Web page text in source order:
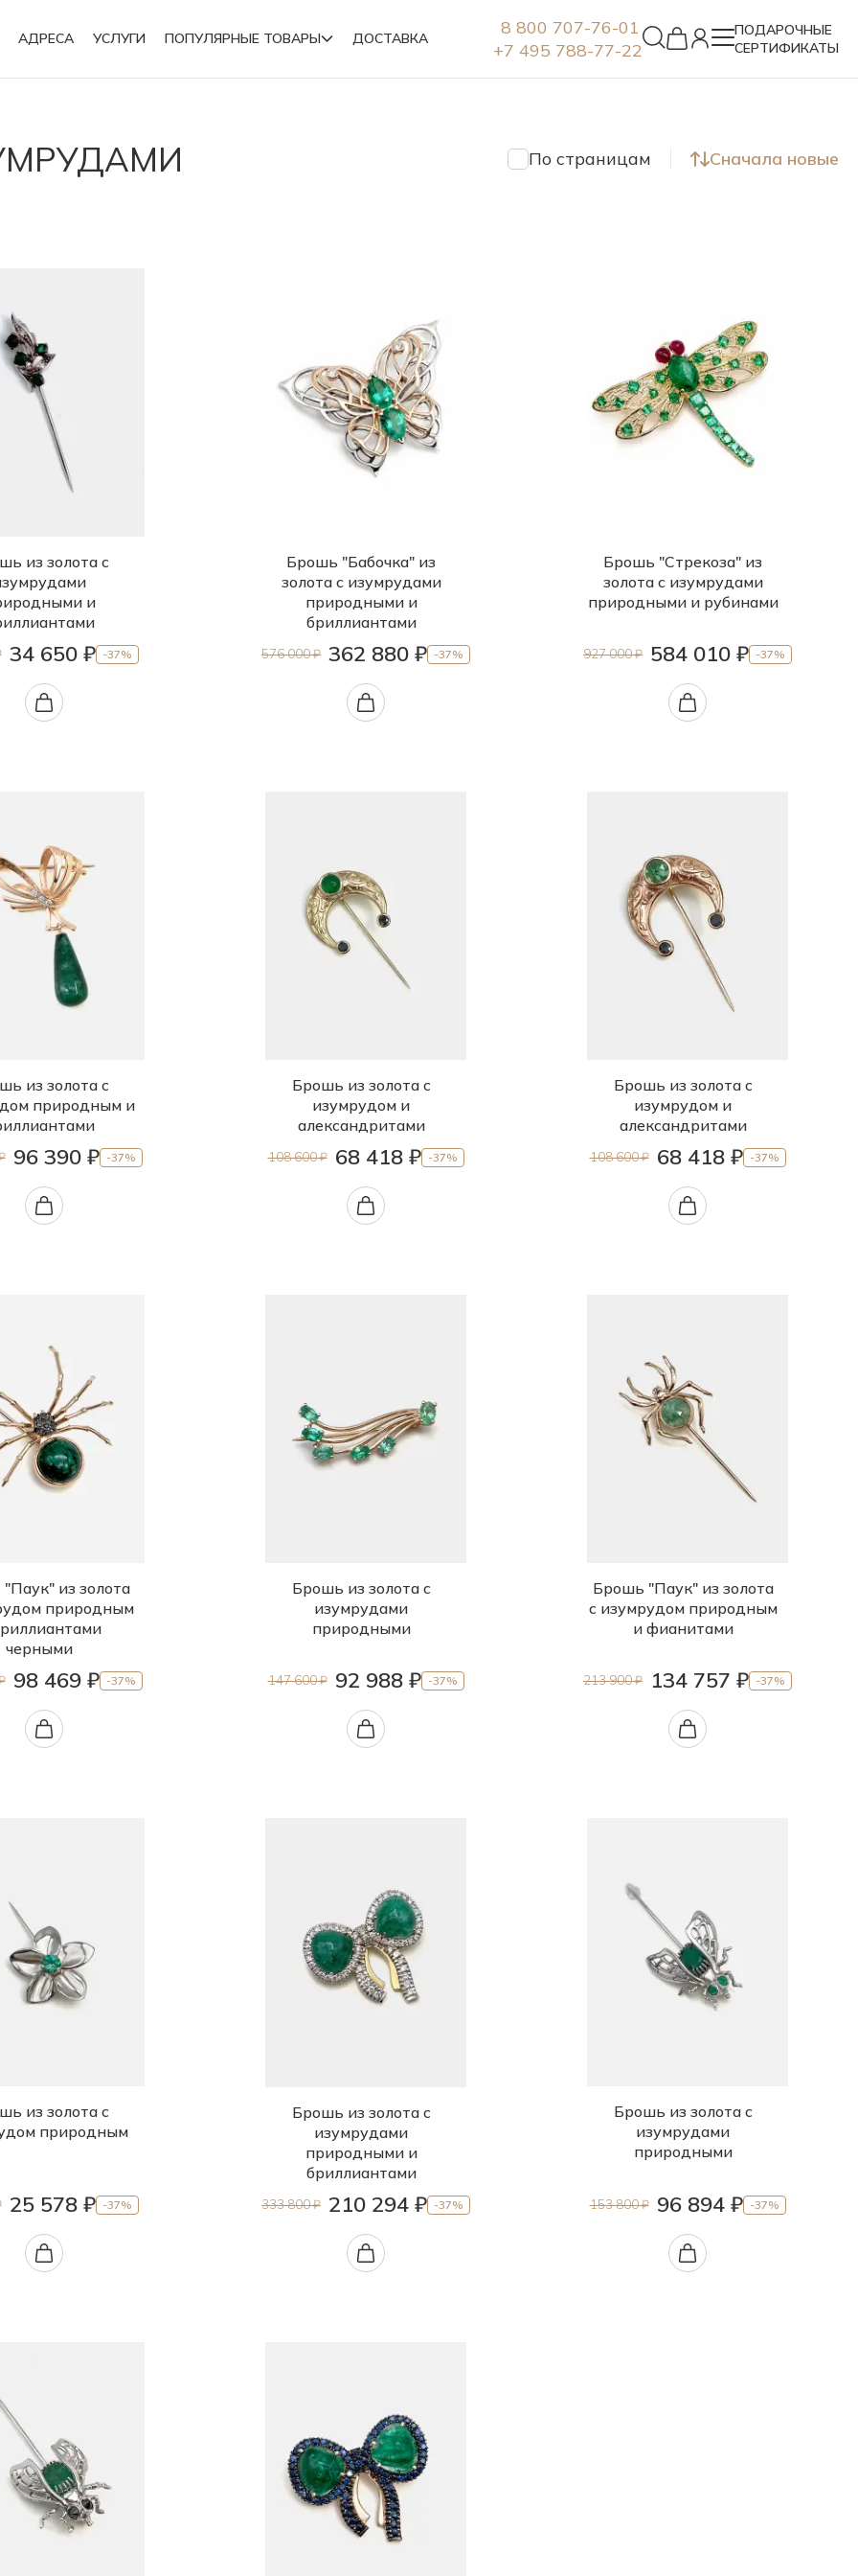
АДРЕСА УСЛУГИ ПОПУЛЯРНЫЕ ТОВАРЫ ДОСТАВКА
8 800 707-76-01
+7 495 788-77-22
ПОДАРОЧНЫЕ
СЕРТИФИКАТЫ
По страницам Сначала новые
из золота с
и
34 650 ₽ -37%
Брошь "Бабочка" из
золота с изумрудами
природными и
бриллиантами
576 000 ₽ 362 880 ₽ -37%
Брошь "Стрекоза" из
золота с изумрудами
природными и рубинами
927 000 ₽ 584 010 ₽ -37%
из золота с
природным и
96 390 ₽ -37%
Брошь из золота с
изумрудом и
александритами
108 600 ₽ 68 418 ₽ -37%
Брошь из золота с
изумрудом и
александритами
108 600 ₽ 68 418 ₽ -37%
из золота
природным
черными
98 469 ₽ -37%
Брошь из золота с
изумрудами
природными
147 600 ₽ 92 988 ₽ -37%
Брошь "Паук" из золота
с изумрудом природным
и фианитами
213 900 ₽ 134 757 ₽ -37%
из золота с
природным
25 578 ₽ -37%
Брошь из золота с
изумрудами
природными и
бриллиантами
333 800 ₽ 210 294 ₽ -37%
Брошь из золота с
изумрудами
природными
153 800 ₽ 96 894 ₽ -37%